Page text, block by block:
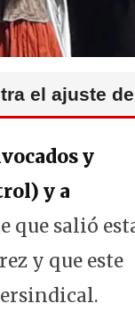
el ajuste
y
y a
que salió
y que este